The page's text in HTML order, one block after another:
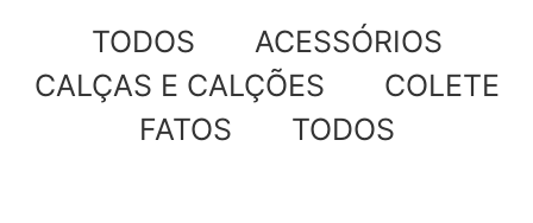
TODOS
ACESSÓRIOS
CALÇAS E CALÇÕES
COLETE
FATOS
TODOS